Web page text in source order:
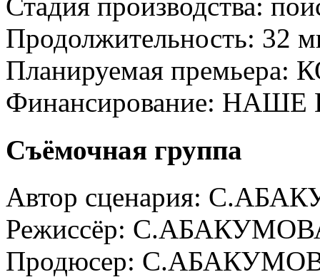
Стадия производства:
Продолжительность: 32
Планируемая премьера:
Финансирование: НАШЕ
Съёмочная группа
Автор сценария:
Режиссёр:
Продюсер: